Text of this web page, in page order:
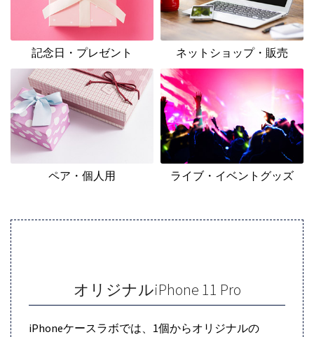
記念日・プレゼント ネットショップ・販売
ペア・個人用 ライブ・イベントグッズ
オリジナルiPhone 11 Pro
iPhoneケースラボでは、1個からオリジナルの